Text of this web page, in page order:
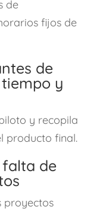
de
fijos de
de
y
y recopila
producto final.
de
proyectos